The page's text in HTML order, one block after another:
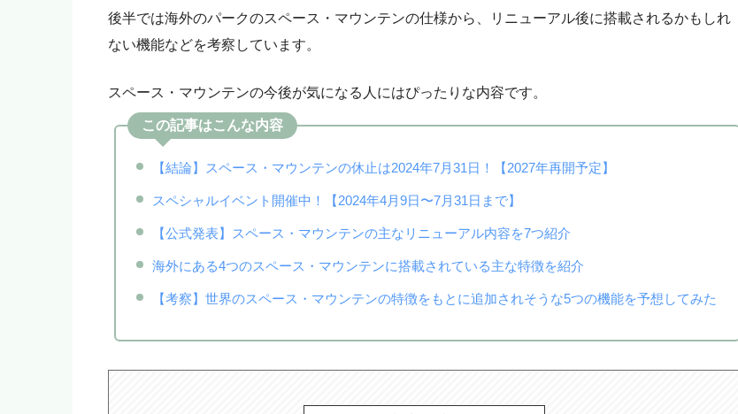
後半では海外のパークのスペース・マウンテンの仕様から、リニューアル後に搭載されるかもしれ
ない機能などを考察しています。
スペース・マウンテンの今後が気になる人にはぴったりな内容です。
この記事はこんな内容
【結論】スペース・マウンテンの休止は2024年7月31日！【2027年再開予定】
スペシャルイベント開催中！【2024年4月9日〜7月31日まで】
【公式発表】スペース・マウンテンの主なリニューアル内容を7つ紹介
海外にある4つのスペース・マウンテンに搭載されている主な特徴を紹介
【考察】世界のスペース・マウンテンの特徴をもとに追加されそうな5つの機能を予想してみた